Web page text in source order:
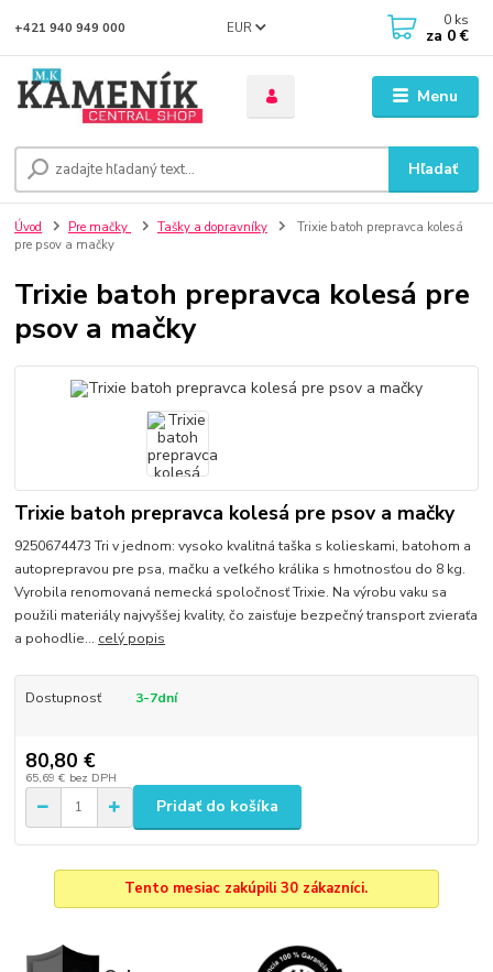
Menu
EUR
Hľadať
+421 940 949 000 0 ks
za 0 €
Úvod Pre mačky Tašky a dopravníky
Trixie batoh prepravca kolesá
pre psov a mačky
Trixie batoh prepravca kolesá pre
psov a mačky
Trixie batoh prepravca kolesá pre psov a mačky
9250674473 Tri v jednom: vysoko kvalitná taška s kolieskami, batohom a
autoprepravou pre psa, mačku a veľkého králika s hmotnosťou do 8 kg.
Vyrobila renomovaná nemecká spoločnosť Trixie. Na výrobu vaku sa
použili materiály najvyššej kvality, čo zaisťuje bezpečný transport zvieraťa
a pohodlie... celý popis
Dostupnosť 3-7dní
80,80 €
65,69 € bez DPH
Pridať do košíka
Tento mesiac zakúpili 30 zákazníci.